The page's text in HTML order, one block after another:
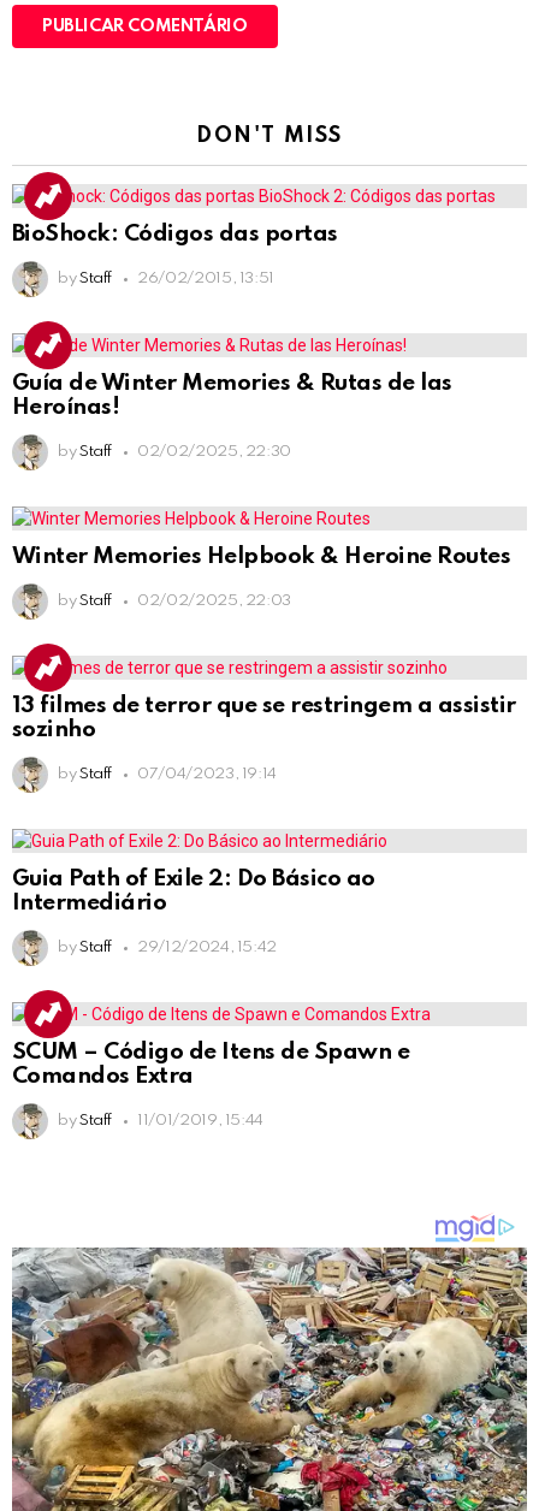
DON'T MISS
BioShock: Códigos das portas
by Staff 26/02/2015, 13:51
Guía de Winter Memories & Rutas de las
Heroínas!
by Staff 02/02/2025, 22:30
Winter Memories Helpbook & Heroine Routes
by Staff 02/02/2025, 22:03
13 filmes de terror que se restringem a assistir
sozinho
by Staff 07/04/2023, 19:14
Guia Path of Exile 2: Do Básico ao
Intermediário
by Staff 29/12/2024, 15:42
SCUM – Código de Itens de Spawn e
Comandos Extra
by Staff 11/01/2019, 15:44